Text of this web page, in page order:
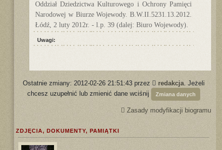
Oddział Dziedzictwa Kulturowego i Ochrony Pamięci
Narodowej w Biurze Wojewody. B.W.II.5231.13.2012.
Łódź, 2 luty 2012r. - l.p. 39 (dalej: Biuro Wojewody).
Uwagi:
Ostatnie zmiany: 2012-02-26 21:51:43 przez redakcja. Jeżeli
chcesz uzupełnić lub zmienić dane wciśnij
Zmiana danych
Zasady modyfikacji biogramu
ZDJĘCIA, DOKUMENTY, PAMIĄTKI